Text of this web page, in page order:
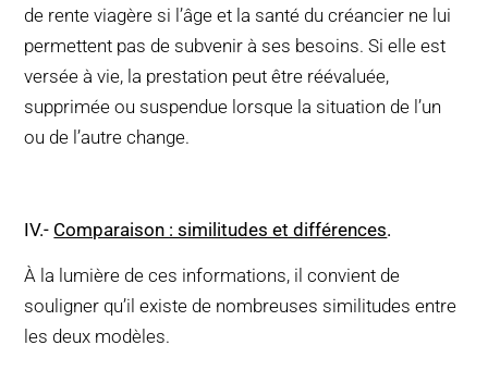
de rente viagère si l’âge et la santé du créancier ne lui
permettent pas de subvenir à ses besoins. Si elle est
versée à vie, la prestation peut être réévaluée,
supprimée ou suspendue lorsque la situation de l’un
ou de l’autre change.
IV.- Comparaison : similitudes et différences.
À la lumière de ces informations, il convient de
souligner qu’il existe de nombreuses similitudes entre
les deux modèles.